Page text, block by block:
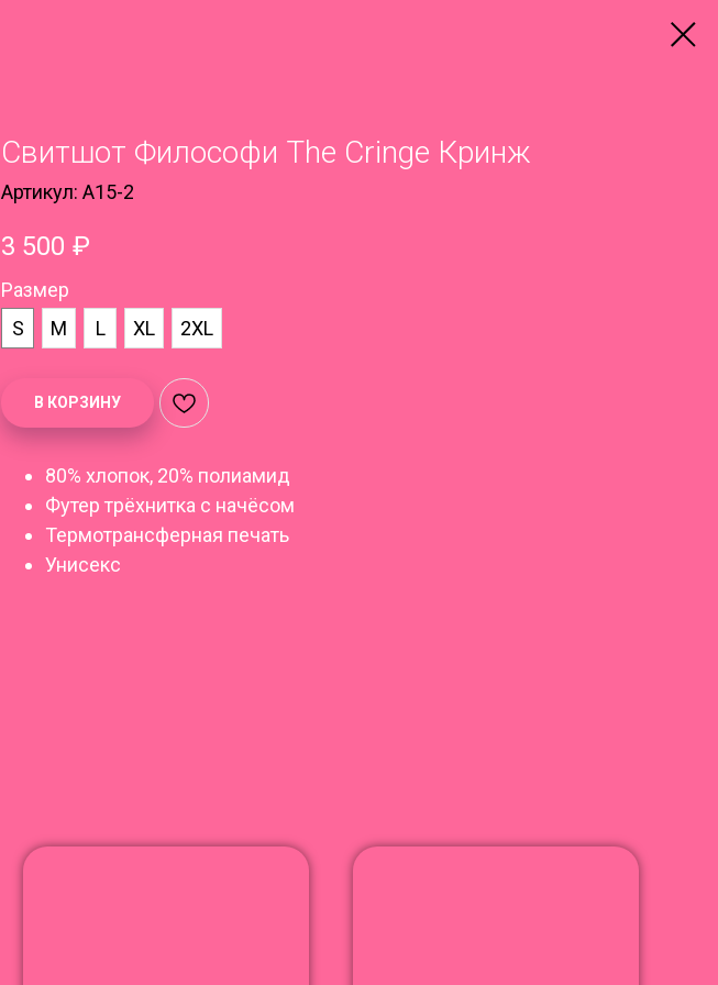
Свитшот Философи The Cringe Кринж
Артикул: A15-2
3 500 ₽
Размер
S
M L XL 2XL
В КОРЗИНУ
80% хлопок, 20% полиамид
Футер трёхнитка с начёсом
Термотрансферная печать
Унисекс